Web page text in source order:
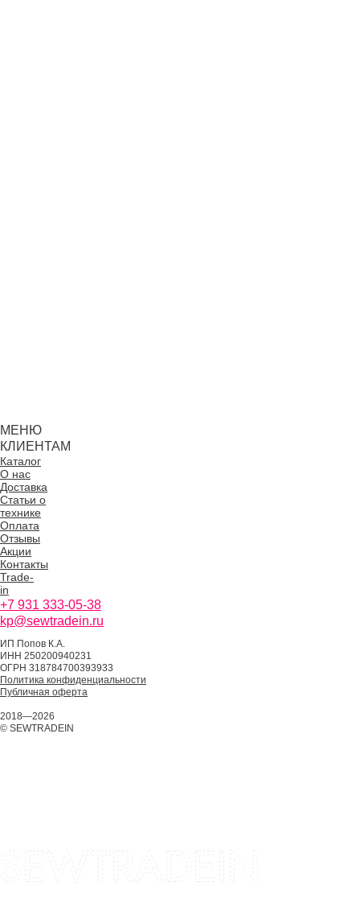
МЕНЮ
КЛИЕНТАМ
Каталог
О нас
Доставка
Статьи о
технике
Оплата
Отзывы
Акции
Контакты
Trade-
in
+7 931 333-05-38
kp@sewtradein.ru
ИП Попов К.А.
ИНН 250200940231
ОГРН 318784700393933
Политика конфиденциальности
Публичная оферта
2018—2026
© SEWTRADEIN